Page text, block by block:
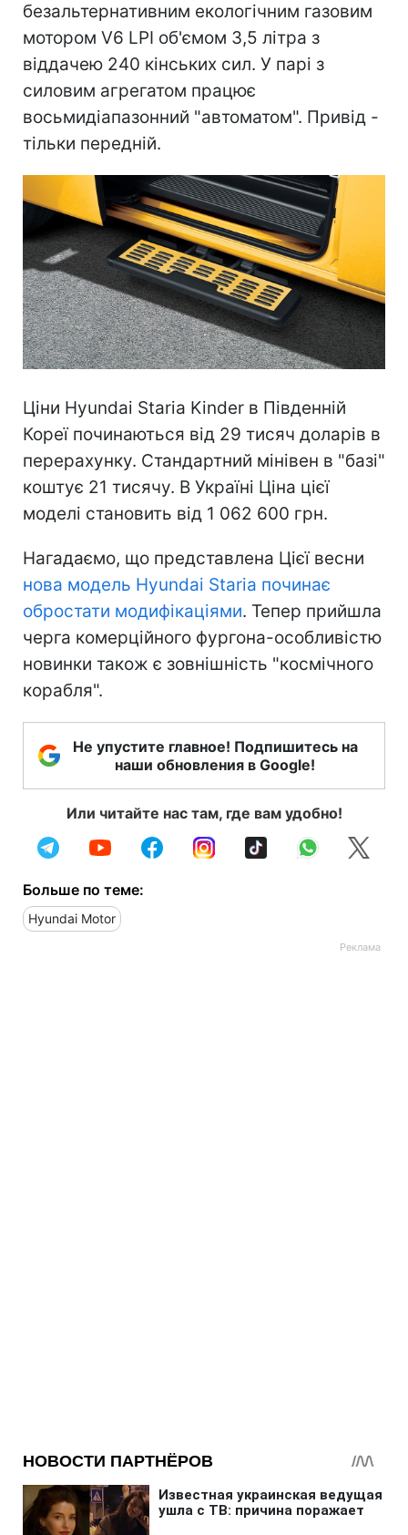
безальтернативним екологічним газовим
мотором V6 LPI об'ємом 3,5 літра з
віддачею 240 кінських сил. У парі з
силовим агрегатом працює
восьмидіапазонний "автоматом". Привід -
тільки передній.
Ціни Hyundai Staria Kinder в Південній
Кореї починаються від 29 тисяч доларів в
перерахунку. Стандартний мінівен в "базі"
коштує 21 тисячу. В Україні Ціна цієї
моделі становить від 1 062 600 грн.
Нагадаємо, що представлена Цієї весни
нова модель Hyundai Staria починає
обростати модифікаціями. Тепер прийшла
черга комерційного фургона-особливістю
новинки також є зовнішність "космічного
корабля".
Не упустите главное! Подпишитесь на
наши обновления в Google!
Или читайте нас там, где вам удобно!
Больше по теме:
Hyundai Motor